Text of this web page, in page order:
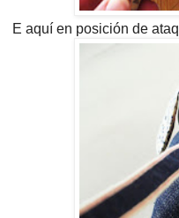
E aquí en posición de